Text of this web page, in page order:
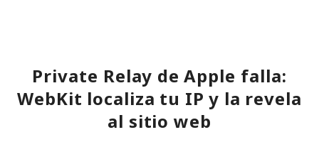
Private Relay de Apple falla:
WebKit localiza tu IP y la revela
al sitio web